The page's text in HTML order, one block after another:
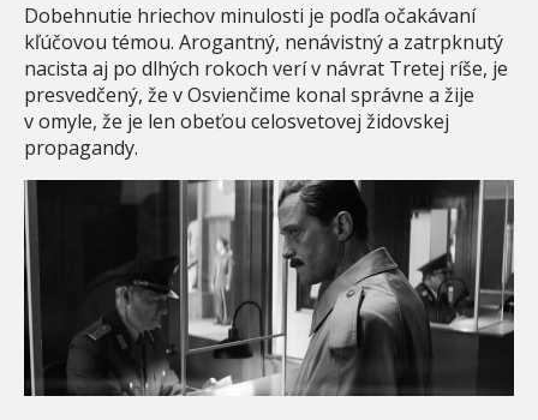
Dobehnutie hriechov minulosti je podľa očakávaní
kľúčovou témou. Arogantný, nenávistný a zatrpknutý
nacista aj po dlhých rokoch verí v návrat Tretej ríše, je
presvedčený, že v Osvienčime konal správne a žije
v omyle, že je len obeťou celosvetovej židovskej
propagandy.